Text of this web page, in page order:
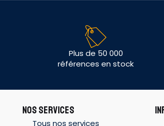
Plus de 50 000
références en stock
NOS SERVICES
Tous nos services